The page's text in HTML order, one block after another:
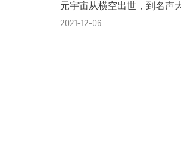
元宇宙从横空出世，到名声
2021-12-06